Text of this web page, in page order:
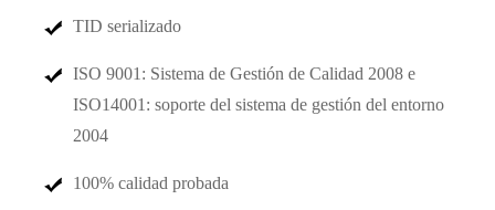
TID serializado
ISO 9001: Sistema de Gestión de Calidad 2008 e
ISO14001: soporte del sistema de gestión del entorno
2004
100% calidad probada